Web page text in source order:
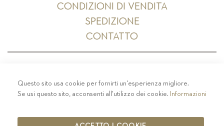
CONDIZIONI DI VENDITA
SPEDIZIONE
CONTATTO
PRIVACY-COLOPHON - COOKIE POLICY
CODICE ETICO
Questo sito usa cookie per fornirti un'esperienza migliore.
Se usi questo sito, acconsenti all'utilizzo dei cookie. Informazioni